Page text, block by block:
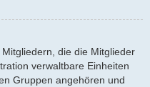
die die Mitglieder
verwaltbare Einheiten
Gruppen angehören und